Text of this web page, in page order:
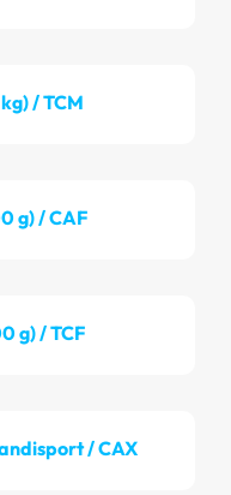
/ TCM
g) / CAF
g) / TCF
/ CAX